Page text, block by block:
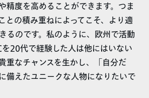
精度を高めることができます。つま
との積み重ねによってこそ、より適
るのです。私のように、欧州で活動
20代で経験した人は他にはいない
重なチャンスを生かし、「自分だ
備えたユニークな人物になりたいで